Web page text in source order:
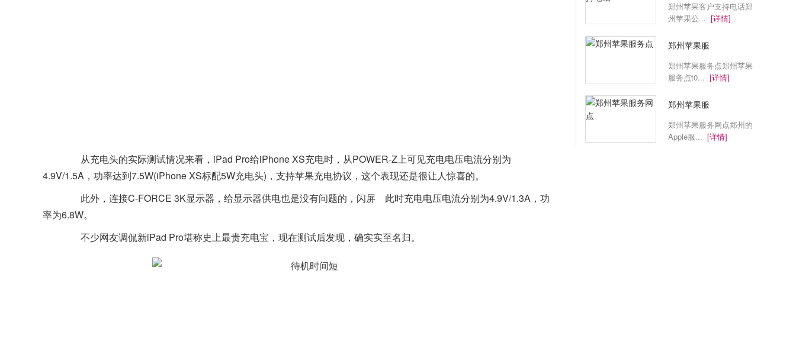
从充电头的实际测试情况来看，iPad Pro给iPhone XS充电时，从POWER-Z上可见充电电压电流分别为
4.9V/1.5A，功率达到7.5W(iPhone XS标配5W充电头)，支持苹果充电协议，这个表现还是很让人惊喜的。
此外，连接C-FORCE 3K显示器，给显示器供电也是没有问题的， 闪屏 此时充电电压电流分别为4.9V/1.3A，功
率为6.8W。
不少网友调侃新iPad Pro堪称史上最贵充电宝，现在测试后发现，确实实至名归。
郑州苹果客户支持电话郑
州苹果公... [详情]
郑州苹果服
郑州苹果服务点郑州苹果
服务点t0... [详情]
郑州苹果服
郑州苹果服务网点郑州的
Apple服... [详情]